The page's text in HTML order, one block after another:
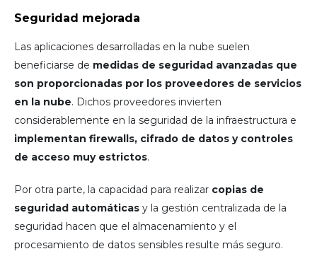
Seguridad mejorada
Las aplicaciones desarrolladas en la nube suelen
beneficiarse de medidas de seguridad avanzadas que
son proporcionadas por los proveedores de servicios
en la nube. Dichos proveedores invierten
considerablemente en la seguridad de la infraestructura e
implementan firewalls, cifrado de datos y controles
de acceso muy estrictos.
Por otra parte, la capacidad para realizar copias de
seguridad automáticas y la gestión centralizada de la
seguridad hacen que el almacenamiento y el
procesamiento de datos sensibles resulte más seguro.